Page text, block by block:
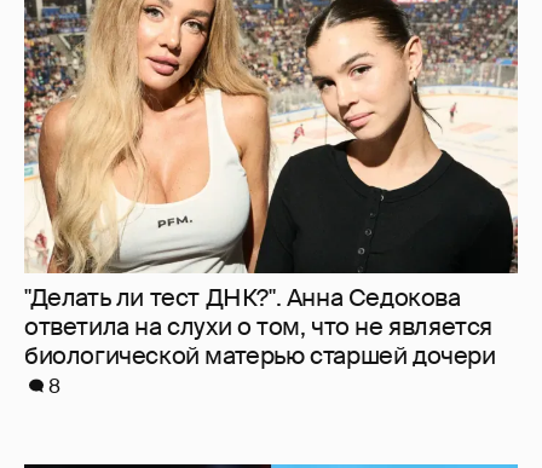
ответила на слухи о том, что не является
биологической матерью старшей дочери
8